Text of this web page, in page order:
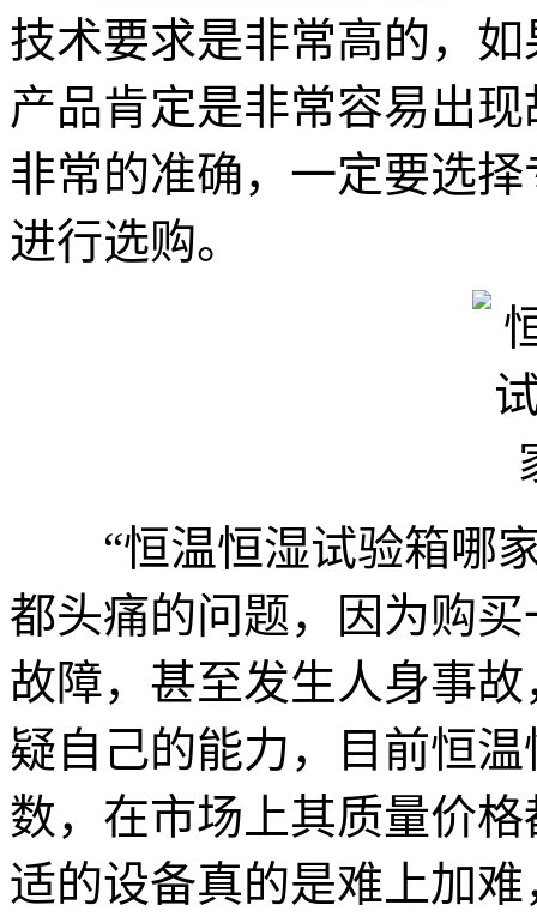
技术要求是非常高的，
产品肯定是非常容易出
非常的准确，一定要选
进行选购。
“恒温恒湿试验箱哪家
都头痛的问题，因为购
故障，甚至发生人身事
疑自己的能力，目前恒
数，在市场上其质量价
适的设备真的是难上加